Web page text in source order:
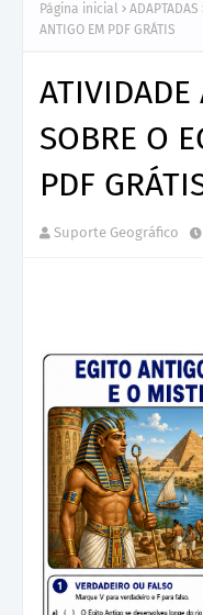
Página inicial ADAPTADAS
ANTIGO EM PDF GRÁTIS
ATIVIDADE
SOBRE O
PDF
Suporte Geográfico